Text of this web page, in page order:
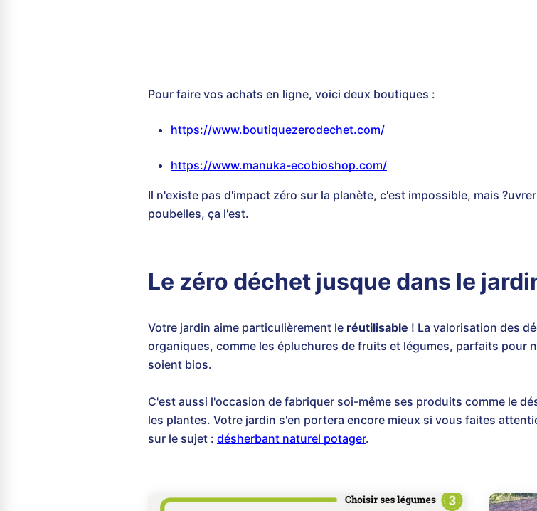
Pour faire vos achats en ligne, voici deux boutiques :
https://www.boutiquezerodechet.com/
https://www.manuka-ecobioshop.com/
Il n'existe pas d'impact zéro sur la planète, c'est impossible, mais
poubelles, ça l'est.
Le zéro déchet jusque dans le
Votre jardin aime particulièrement le réutilisable ! La valorisation des
organiques, comme les épluchures de fruits et légumes, parfaits pour
soient bios.
C'est aussi l'occasion de fabriquer soi-même ses produits comme le
les plantes. Votre jardin s'en portera encore mieux si vous faites
sur le sujet : désherbant naturel potager.